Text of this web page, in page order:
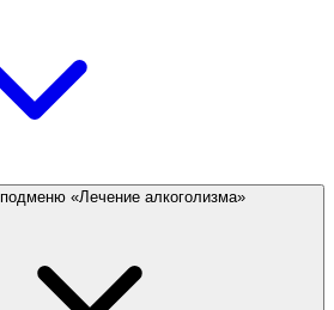
«Лечение алкоголизма»